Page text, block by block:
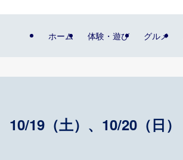
ホーム 体験・遊び グルメ
19（土）、10/20（日）